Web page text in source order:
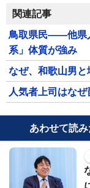
関連記事
鳥取県民――他県
系」体質が強み
なぜ、和歌山男と
人気者上司はな
あわせて読